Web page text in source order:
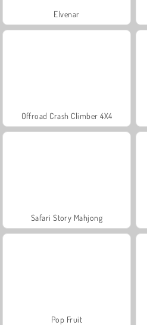
Elvenar
Offroad Crash Climber 4X4
Safari Story Mahjong
Pop Fruit